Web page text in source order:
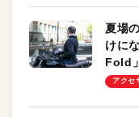
夏場
けに
Fold
却プ
アクセ